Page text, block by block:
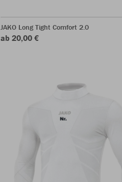
JAKO Long Tight Comfort 2.0
ab 20,00 €